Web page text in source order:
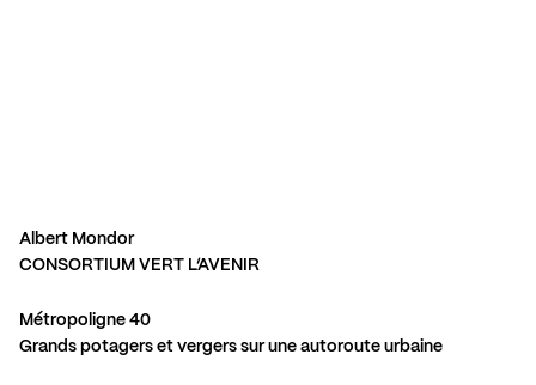
A lbert Mondor
CONSORTIUM VERT L’AVENIR
Métropoligne 40
Grands potagers et vergers sur une autoroute urbaine